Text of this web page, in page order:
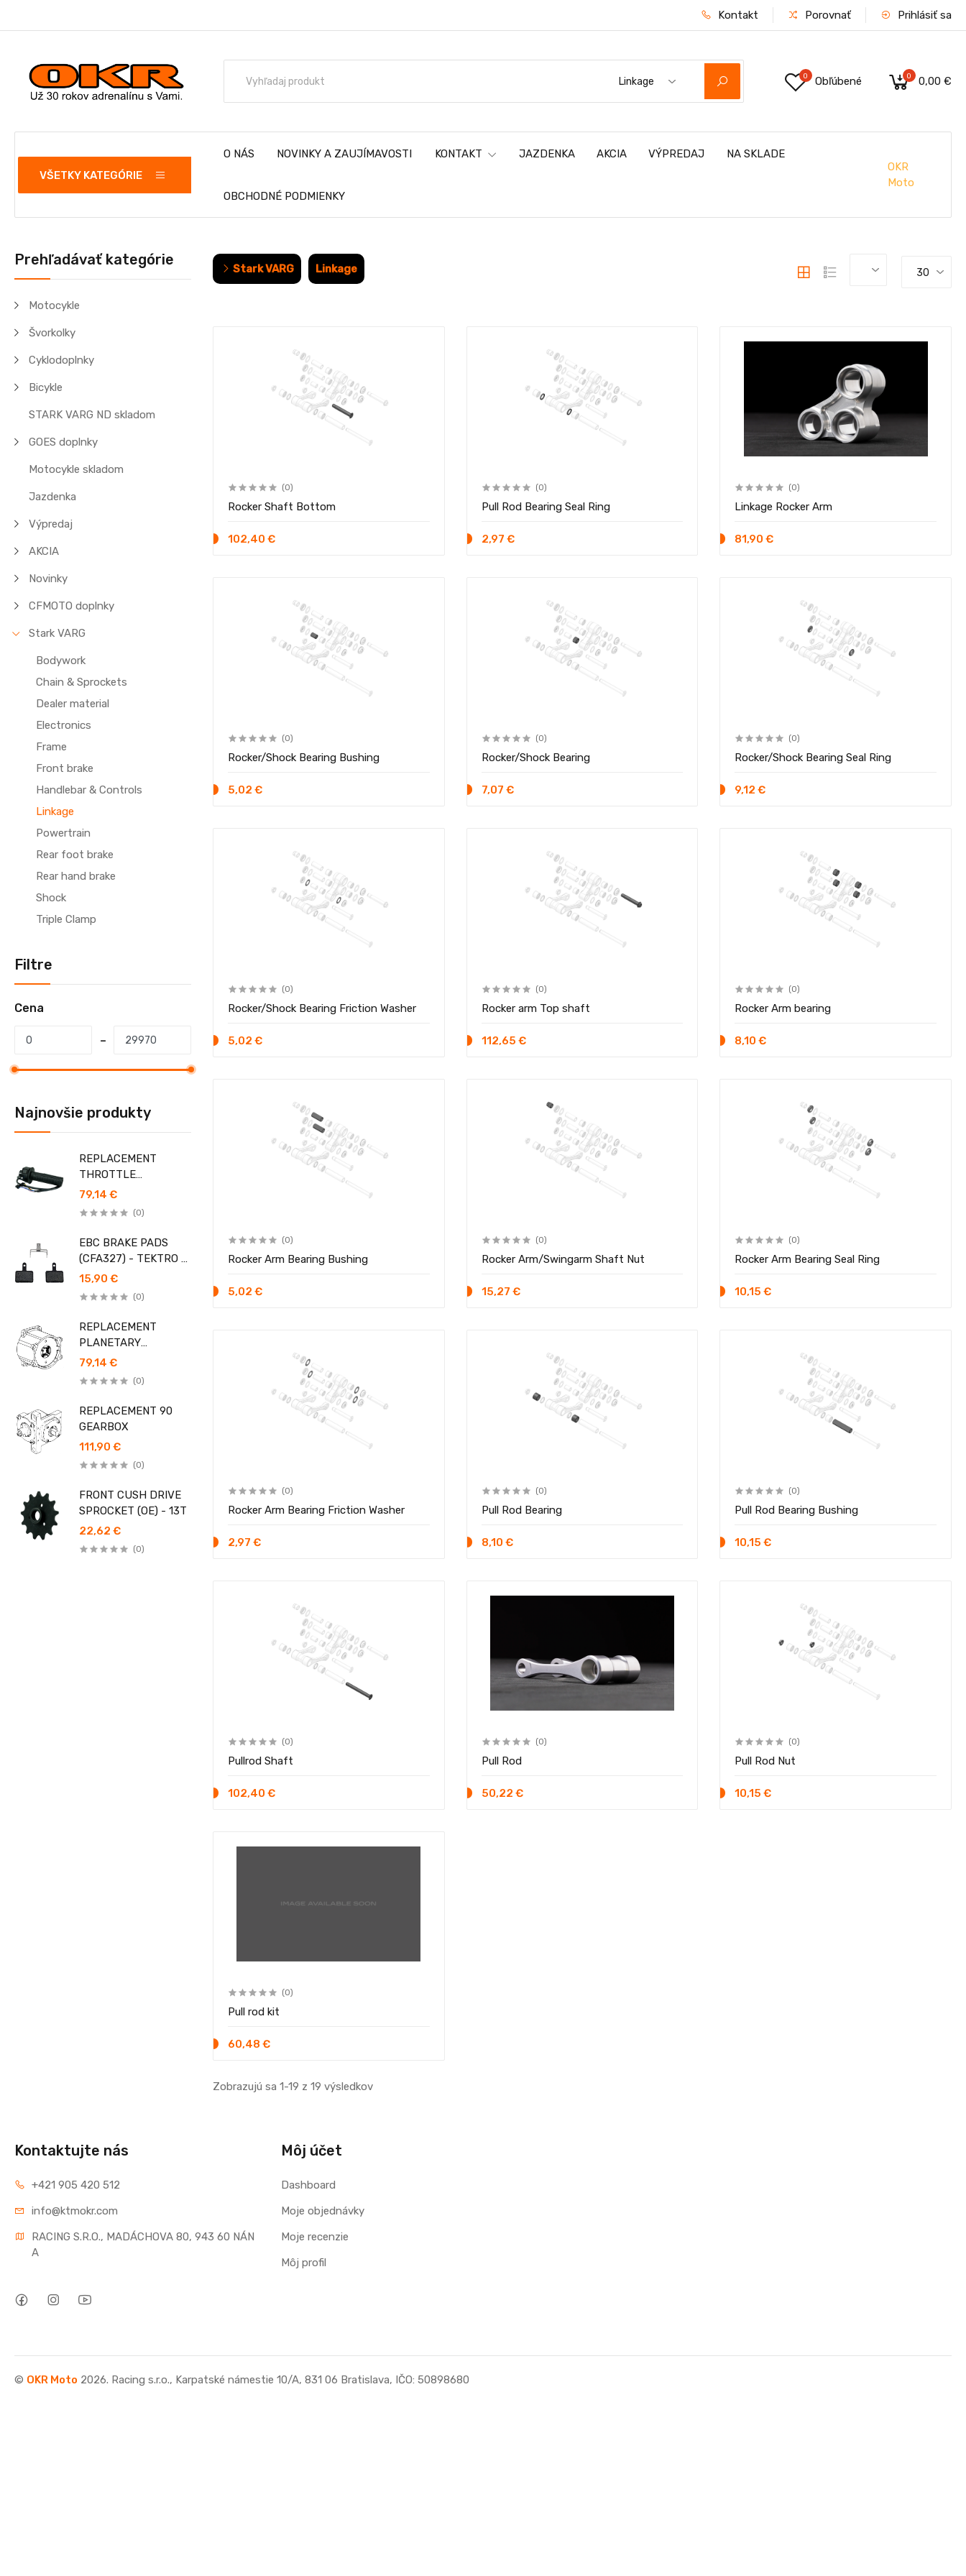
Kontakt Porovnať Prihlásiť sa
Linkage 0 Obľúbené 0 0,00 €
VŠETKY KATEGÓRIE
O NÁS NOVINKY A ZAUJÍMAVOSTI KONTAKT JAZDENKA AKCIA VÝPREDAJ NA SKLADE
OBCHODNÉ PODMIENKY
OKR
Moto
Prehľadávať kategórie
Motocykle
Švorkolky
Cyklodoplnky
Bicykle
STARK VARG ND skladom
GOES doplnky
Motocykle skladom
Jazdenka
Výpredaj
AKCIA
Novinky
CFMOTO doplnky
Stark VARG
Bodywork
Chain & Sprockets
Dealer material
Electronics
Frame
Front brake
Handlebar & Controls
Linkage
Powertrain
Rear foot brake
Rear hand brake
Shock
Triple Clamp
Filtre
Cena
Najnovšie produkty
REPLACEMENT
THROTTLE
ASSEMBLY
79,14 €
(0)
EBC BRAKE PADS
(CFA327) - TEKTRO 2
PISTON CALIPERS
15,90 €
(0)
REPLACEMENT
PLANETARY
GEARBOX
79,14 €
(0)
REPLACEMENT 90
GEARBOX
111,90 €
(0)
FRONT CUSH DRIVE
SPROCKET (OE) - 13T
22,62 €
(0)
Linkage
Stark VARG 30
(0)
Rocker Shaft Bottom
102,40 €
(0)
Pull Rod Bearing Seal Ring
2,97 €
(0)
Linkage Rocker Arm
81,90 €
(0)
Rocker/Shock Bearing Bushing
5,02 €
(0)
Rocker/Shock Bearing
7,07 €
(0)
Rocker/Shock Bearing Seal Ring
9,12 €
(0)
Rocker/Shock Bearing Friction Washer
5,02 €
(0)
Rocker arm Top shaft
112,65 €
(0)
Rocker Arm bearing
8,10 €
(0)
Rocker Arm Bearing Bushing
5,02 €
(0)
Rocker Arm/Swingarm Shaft Nut
15,27 €
(0)
Rocker Arm Bearing Seal Ring
10,15 €
(0)
Rocker Arm Bearing Friction Washer
2,97 €
(0)
Pull Rod Bearing
8,10 €
(0)
Pull Rod Bearing Bushing
10,15 €
(0)
Pullrod Shaft
102,40 €
(0)
Pull Rod
50,22 €
(0)
Pull Rod Nut
10,15 €
(0)
Pull rod kit
60,48 €
Zobrazujú sa 1-19 z 19 výsledkov
Kontaktujte nás
+421 905 420 512
info@ktmokr.com
RACING S.R.O., MADÁCHOVA 80, 943 60 NÁN
A
Môj účet
Dashboard
Moje objednávky
Moje recenzie
Môj profil
© OKR Moto 2026. Racing s.r.o., Karpatské námestie 10/A, 831 06 Bratislava, IČO: 50898680